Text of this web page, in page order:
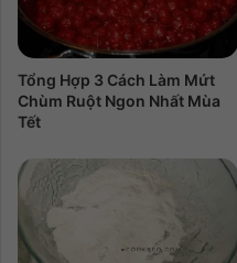
Tổng Hợp 3 Cách Làm Mứt
Chùm Ruột Ngon Nhất Mùa
Tết